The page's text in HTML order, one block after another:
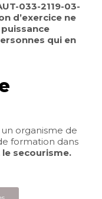
033-2119-03-
d’exercice ne
qui en
organisme de
formation dans
secourisme.